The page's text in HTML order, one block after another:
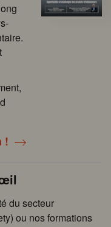
!
du secteur
ou nos formations